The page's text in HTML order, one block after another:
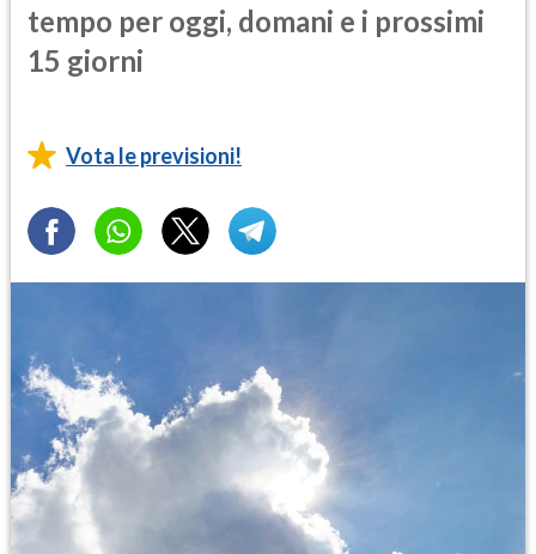
tempo per oggi, domani e i prossimi
15 giorni
Vota le previsioni!